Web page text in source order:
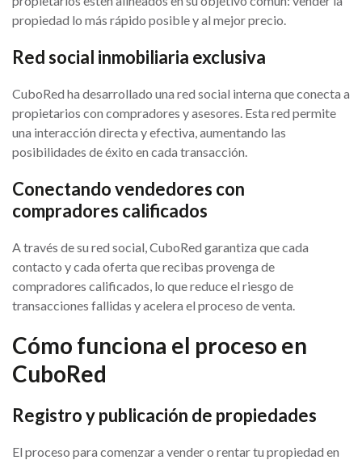
propiedad lo más rápido posible y al mejor precio.
Red social inmobiliaria exclusiva
CuboRed ha desarrollado una red social interna que conecta a
propietarios con compradores y asesores. Esta red permite
una interacción directa y efectiva, aumentando las
posibilidades de éxito en cada transacción.
Conectando vendedores con
compradores calificados
A través de su red social, CuboRed garantiza que cada
contacto y cada oferta que recibas provenga de
compradores calificados, lo que reduce el riesgo de
transacciones fallidas y acelera el proceso de venta.
Cómo funciona el proceso en
CuboRed
Registro y publicación de propiedades
El proceso para comenzar a vender o rentar tu propiedad en